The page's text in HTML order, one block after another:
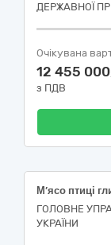
ДЕРЖАВНОЇ
Очікувана
12 455
з ПДВ
ГОЛОВНЕ
УКРАЇНИ